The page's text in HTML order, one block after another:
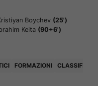
Boychev (25')
Keita (90+6')
FORMAZIONI CLASSIFICA